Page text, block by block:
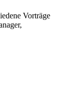
Vorträge